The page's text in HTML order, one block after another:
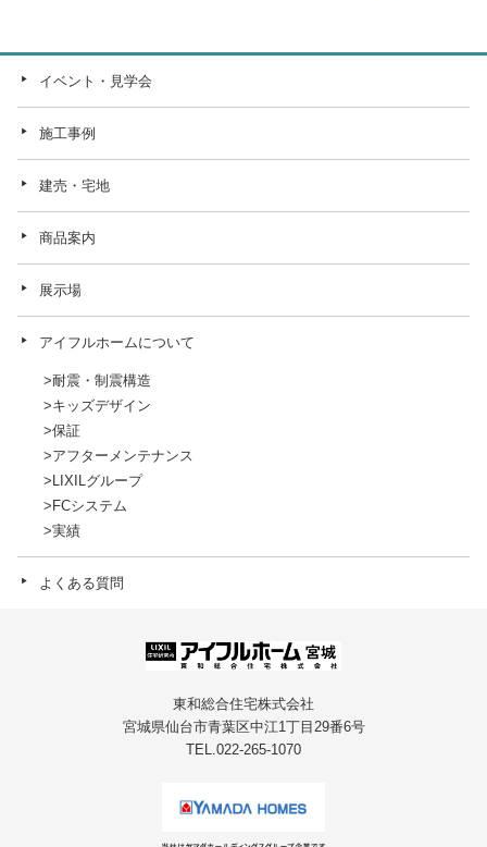
イベント・見学会
施工事例
建売・宅地
商品案内
展示場
アイフルホームについて
耐震・制震構造
キッズデザイン
保証
アフターメンテナンス
LIXILグループ
FCシステム
実績
よくある質問
東和総合住宅株式会社
宮城県仙台市青葉区中江1丁目29番6号
TEL.022-265-1070